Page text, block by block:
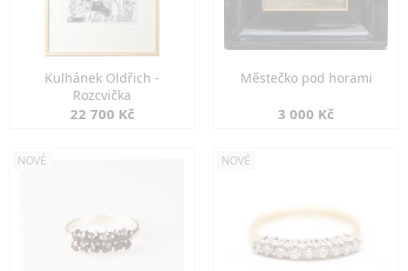
Kulhánek Oldřich -
Rozcvička
22 700 Kč
Městečko pod horami
3 000 Kč
NOVÉ NOVÉ